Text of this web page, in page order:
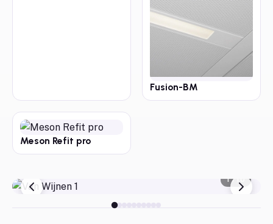
Fusion-BM
Meson Refit pro
1/